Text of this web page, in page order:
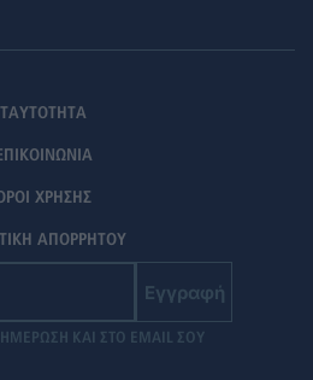
ΤΑΥΤΟΤΗΤΑ
ΕΠΙΚΟΙΝΩΝΙΑ
ΧΡΗΣΗΣ
ΑΠΟΡΡΗΤΟΥ
Εγγραφή
ΚΑΙ ΣΤΟ EMAIL ΣΟΥ